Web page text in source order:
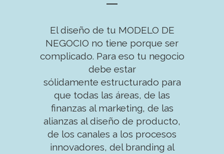
El diseño de tu MODELO DE
NEGOCIO no tiene porque ser
complicado. Para eso tu negocio
debe estar
sólidamente estructurado para
que todas las áreas, de las
finanzas al marketing, de las
alianzas al diseño de producto,
de los canales a los procesos
innovadores, del branding al